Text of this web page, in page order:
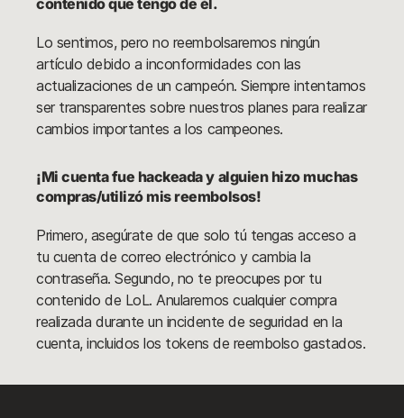
contenido que tengo de él.
Lo sentimos, pero no reembolsaremos ningún
artículo debido a inconformidades con las
actualizaciones de un campeón. Siempre intentamos
ser transparentes sobre nuestros planes para realizar
cambios importantes a los campeones.
¡Mi cuenta fue hackeada y alguien hizo muchas
compras/utilizó mis reembolsos!
Primero, asegúrate de que solo tú tengas acceso a
tu cuenta de correo electrónico y cambia la
contraseña. Segundo, no te preocupes por tu
contenido de LoL. Anularemos cualquier compra
realizada durante un incidente de seguridad en la
cuenta, incluidos los tokens de reembolso gastados.